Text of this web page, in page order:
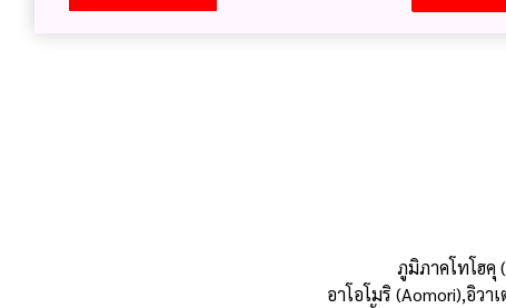
ภูมิภาคโทโฮคุ
อาโอโมริ (Aomori),อิวา